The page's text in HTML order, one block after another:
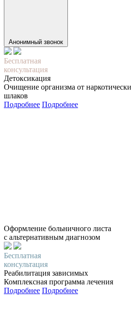
Анонимный звонок
Бесплатная
консультация
Детоксикация
Очищение организма от
шлаков
Подробнее Подробнее
Оформление больничного листа
с альтернативным диагнозом
Бесплатная
консультация
Реабилитация зависимых
Комплексная программа лечения
Подробнее Подробнее